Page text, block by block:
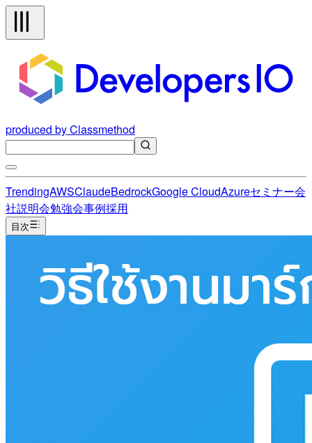
produced by Classmethod
TrendingAWSClaudeBedrockGoogle CloudAzureセミナー会
社説明会勉強会事例採用
目次